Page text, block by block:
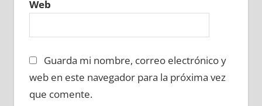
Web
Guarda mi nombre, correo electrónico y
web en este navegador para la próxima vez
que comente.